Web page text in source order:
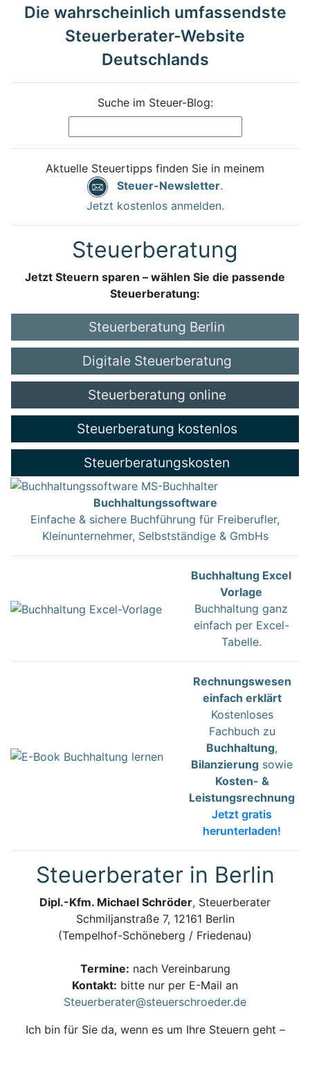
Die wahrscheinlich umfassendste
Steuerberater-Website
Deutschlands
Suche im Steuer-Blog:
Aktuelle Steuertipps finden Sie in meinem
Steuer-Newsletter.
Jetzt kostenlos anmelden.
Steuerberatung
Jetzt Steuern sparen – wählen Sie die passende
Steuerberatung:
Steuerberatung Berlin
Digitale Steuerberatung
Steuerberatung online
Steuerberatung kostenlos
Steuerberatungskosten
Buchhaltungssoftware
Einfache & sichere Buchführung für Freiberufler,
Kleinunternehmer, Selbstständige & GmbHs
Buchhaltung Excel
Vorlage
Buchhaltung ganz
einfach per Excel-
Tabelle.
Rechnungswesen
einfach erklärt
Kostenloses
Fachbuch zu
Buchhaltung,
Bilanzierung sowie
Kosten- &
Leistungsrechnung
Jetzt gratis
herunterladen!
Steuerberater in Berlin
Dipl.-Kfm. Michael Schröder, Steuerberater
Schmiljanstraße 7, 12161 Berlin
(Tempelhof-Schöneberg / Friedenau)
Termine: nach Vereinbarung
Kontakt: bitte nur per E-Mail an
Steuerberater@steuerschroeder.de
Ich bin für Sie da, wenn es um Ihre Steuern geht –